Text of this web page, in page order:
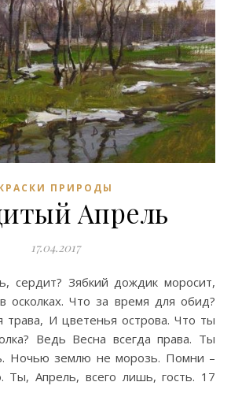
ПРИРОДЫ
Апрель
17.04.2017
осколках. Что за время для обид?
трава, И цветенья острова. Что ты
Ведь Весна всегда права. Ты
Ночью землю не морозь. Помни –
Ты, Апрель, всего лишь, гость. 17